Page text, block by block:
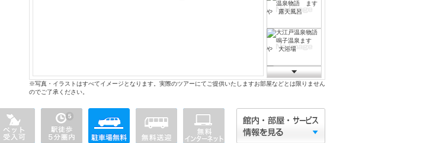
※写真・イラストはすべてイメージとなります。実際のツアーにてご提供いたしますお部屋などとは限りません
のでご了承ください。